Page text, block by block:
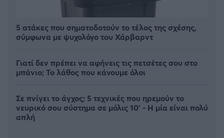
5 ατάκες που σηματοδοτούν το τέλος της σχέσης,
σύμφωνα με ψυχολόγο του Χάρβαρντ
Γιατί δεν πρέπει να αφήνεις τις πετσέτες σου στο
μπάνιο; Το λάθος που κάνουμε όλοι
Σε πνίγει το άγχος; 5 τεχνικές που ηρεμούν το
νευρικό σου σύστημα σε μόλις 10' - Η μία είναι πολύ
απλή